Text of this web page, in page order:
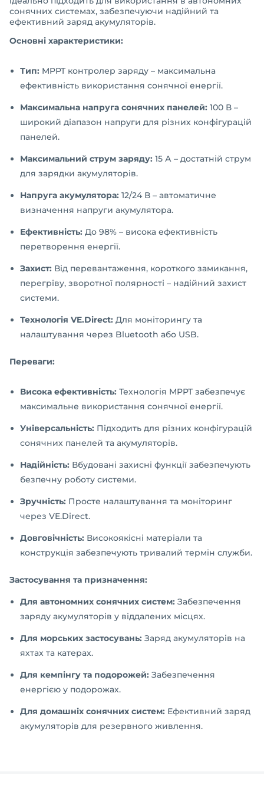
сонячних системах, забезпечуючи надійний та
ефективний заряд акумуляторів.
Основні характеристики:
Тип: MPPT контролер заряду – максимальна
ефективність використання сонячної енергії.
Максимальна напруга сонячних панелей: 100 В –
широкий діапазон напруги для різних конфігурацій
панелей.
Максимальний струм заряду: 15 А – достатній струм
для зарядки акумуляторів.
Напруга акумулятора: 12/24 В – автоматичне
визначення напруги акумулятора.
Ефективність: До 98% – висока ефективність
перетворення енергії.
Захист: Від перевантаження, короткого замикання,
перегріву, зворотної полярності – надійний захист
системи.
Технологія VE.Direct: Для моніторингу та
налаштування через Bluetooth або USB.
Переваги:
Висока ефективність: Технологія MPPT забезпечує
максимальне використання сонячної енергії.
Універсальність: Підходить для різних конфігурацій
сонячних панелей та акумуляторів.
Надійність: Вбудовані захисні функції забезпечують
безпечну роботу системи.
Зручність: Просте налаштування та моніторинг
через VE.Direct.
Довговічність: Високоякісні матеріали та
конструкція забезпечують тривалий термін служби.
Застосування та призначення:
Для автономних сонячних систем: Забезпечення
заряду акумуляторів у віддалених місцях.
Для морських застосувань: Заряд акумуляторів на
яхтах та катерах.
Для кемпінгу та подорожей: Забезпечення
енергією у подорожах.
Для домашніх сонячних систем: Ефективний заряд
акумуляторів для резервного живлення.